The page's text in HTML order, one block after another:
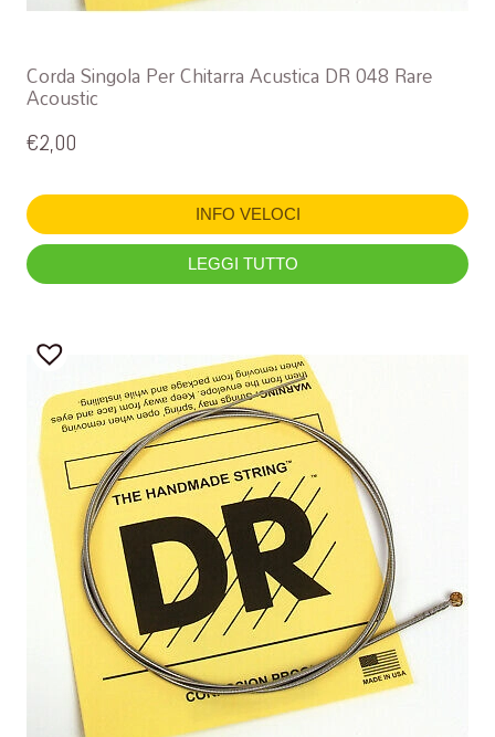
Corda Singola Per Chitarra Acustica DR 048 Rare
Acoustic
€2,00
INFO VELOCI
LEGGI TUTTO